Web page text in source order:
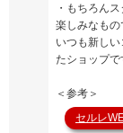
・もちろん
楽しみなもの
いつも新し
たショップで
＜参考＞
セルレ